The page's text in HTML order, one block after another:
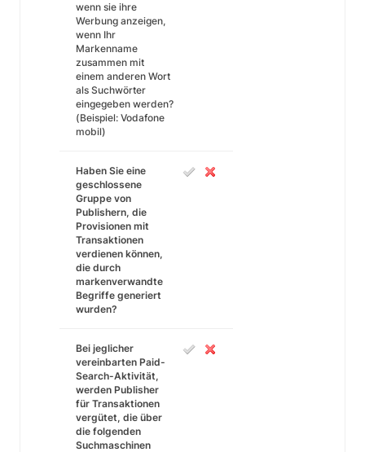
wenn sie ihre
Werbung anzeigen,
wenn Ihr
Markenname
zusammen mit
einem anderen Wort
als Suchwörter
eingegeben werden?
(Beispiel: Vodafone
mobil)
Haben Sie eine
geschlossene
Gruppe von
Publishern, die
Provisionen mit
Transaktionen
verdienen können,
die durch
markenverwandte
Begriffe generiert
wurden?
Bei jeglicher
vereinbarten Paid-
Search-Aktivität,
werden Publisher
für Transaktionen
vergütet, die über
die folgenden
Suchmaschinen